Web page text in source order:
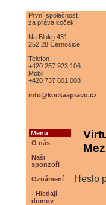
První společnost
za práva koček
Na Bluku 431
252 28 Černošice
Telefon
+420 257 923 106
Mobil
+420 737 601 008
info@kockaapravo.cz
Menu
O nás
Naši
sponzoři
Oznámení
- Hledají
domov
Heslo